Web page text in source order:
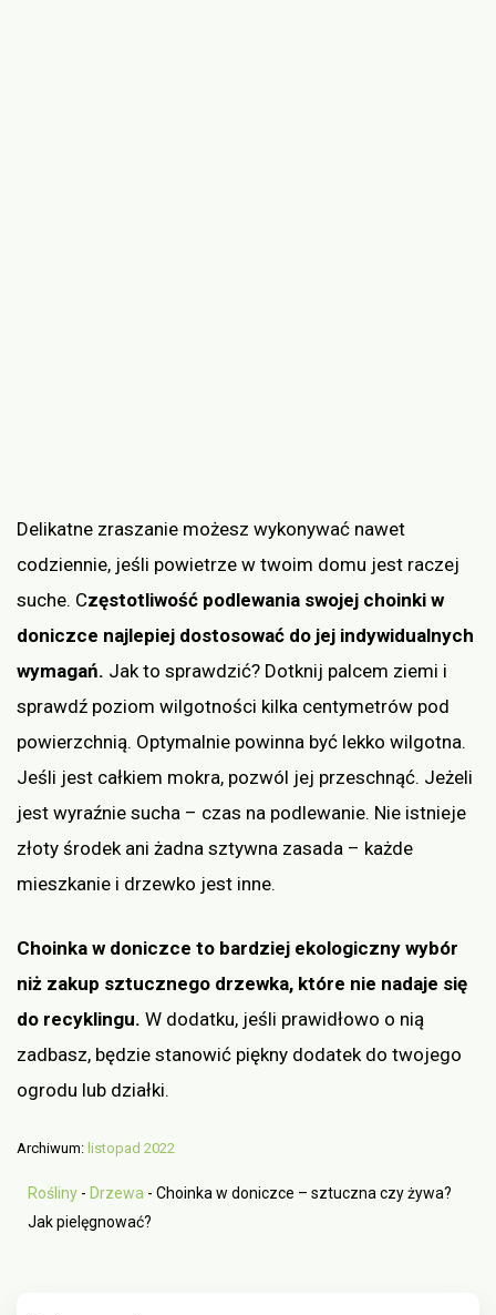
Delikatne zraszanie możesz wykonywać nawet
codziennie, jeśli powietrze w twoim domu jest raczej
suche. Częstotliwość podlewania swojej choinki w
doniczce najlepiej dostosować do jej indywidualnych
wymagań. Jak to sprawdzić? Dotknij palcem ziemi i
sprawdź poziom wilgotności kilka centymetrów pod
powierzchnią. Optymalnie powinna być lekko wilgotna.
Jeśli jest całkiem mokra, pozwól jej przeschnąć. Jeżeli
jest wyraźnie sucha – czas na podlewanie. Nie istnieje
złoty środek ani żadna sztywna zasada – każde
mieszkanie i drzewko jest inne.
Choinka w doniczce to bardziej ekologiczny wybór
niż zakup sztucznego drzewka, które nie nadaje się
do recyklingu. W dodatku, jeśli prawidłowo o nią
zadbasz, będzie stanowić piękny dodatek do twojego
ogrodu lub działki.
Archiwum: listopad 2022
Rośliny - Drzewa - Choinka w doniczce – sztuczna czy żywa?
Jak pielęgnować?